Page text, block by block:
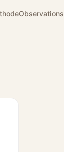
Observations